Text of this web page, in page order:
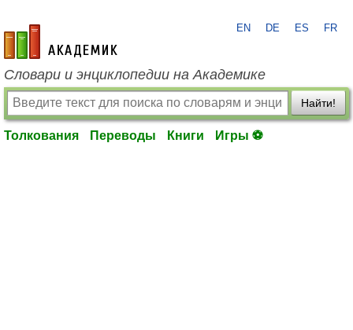
academic.ru
EN DE ES FR
Словари и энциклопедии на Академике
Найти!
Толкования Переводы Книги Игры ⚽